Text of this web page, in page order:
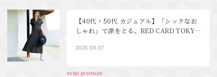
【40代・50代 カジュアル】「シックなお
しゃれ」で涼をとる。RED CARD TOKYO
月号特集
2026.08.07
eclat premium